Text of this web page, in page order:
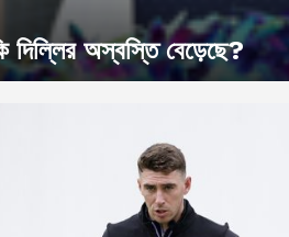
দিল্লির অস্বস্তি বেড়েছে?